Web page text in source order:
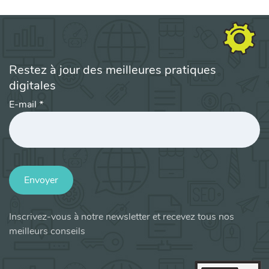
Restez à jour des meilleures pratiques
digitales
E-mail *
Envoyer
Inscrivez-vous à notre newsletter et recevez tous nos
meilleurs conseils